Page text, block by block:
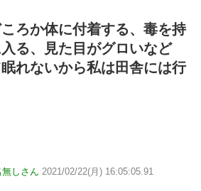
ろか体に付着する、毒を持
る、見た目がグロいなど
れないから私は田舎には行
しさん 2021/02/22(月) 16:05:05.91